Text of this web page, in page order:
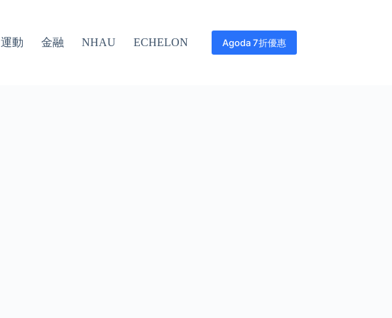
運動 金融 NHAU ECHELON Agoda 7折優惠